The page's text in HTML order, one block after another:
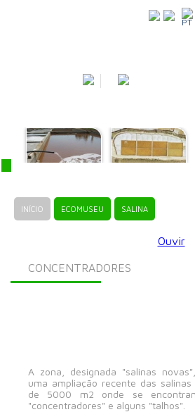
PT
INÍCIO ECOMUSEU SALINA
Ouvir
CONCENTRADORES
A zona, designada "salinas
uma ampliação recente das salinas
de 5000 m2 onde se
"concentradores" e alguns "talhos".